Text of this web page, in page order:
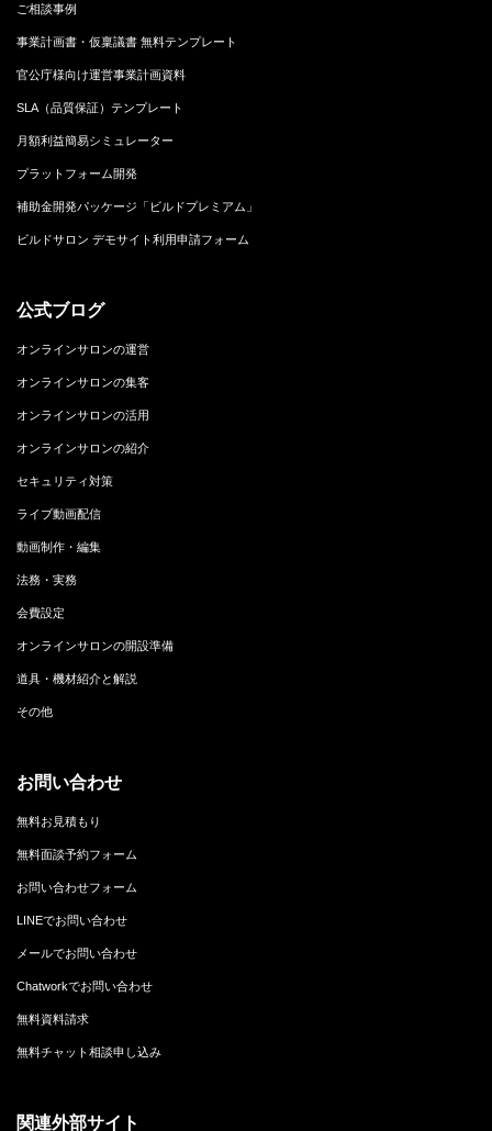
ご相談事例
事業計画書・仮稟議書 無料テンプレート
官公庁様向け運営事業計画資料
SLA（品質保証）テンプレート
月額利益簡易シミュレーター
プラットフォーム開発
補助金開発パッケージ「ビルドプレミアム」
ビルドサロン デモサイト利用申請フォーム
公式ブログ
オンラインサロンの運営
オンラインサロンの集客
オンラインサロンの活用
オンラインサロンの紹介
セキュリティ対策
ライブ動画配信
動画制作・編集
法務・実務
会費設定
オンラインサロンの開設準備
道具・機材紹介と解説
その他
お問い合わせ
無料お見積もり
無料面談予約フォーム
お問い合わせフォーム
LINEでお問い合わせ
メールでお問い合わせ
Chatworkでお問い合わせ
無料資料請求
無料チャット相談申し込み
関連外部サイト